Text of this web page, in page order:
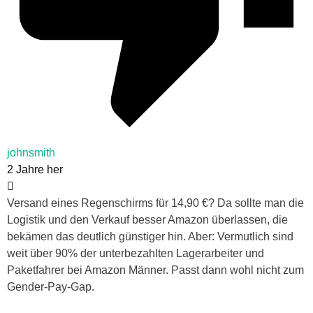
johnsmith
2 Jahre her
Versand eines Regenschirms für 14,90 €? Da sollte man die
Logistik und den Verkauf besser Amazon überlassen, die
bekämen das deutlich günstiger hin. Aber: Vermutlich sind
weit über 90% der unterbezahlten Lagerarbeiter und
Paketfahrer bei Amazon Männer. Passt dann wohl nicht zum
Gender-Pay-Gap.